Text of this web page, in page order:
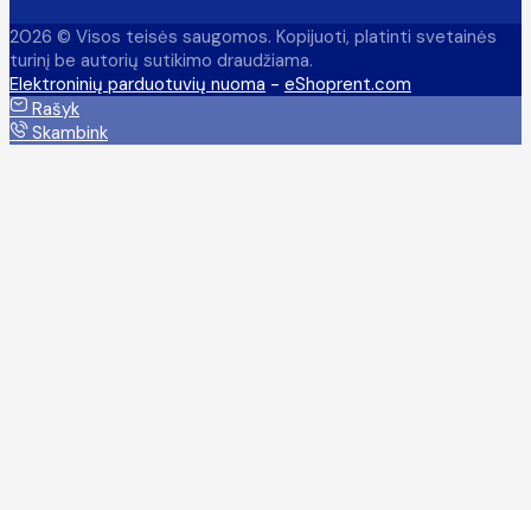
2026 © Visos teisės saugomos. Kopijuoti, platinti svetainės
turinį be autorių sutikimo draudžiama.
Elektroninių parduotuvių nuoma - eShoprent.com
Rašyk
Skambink